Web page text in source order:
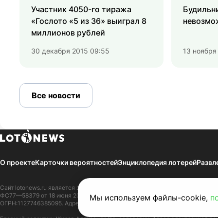
Участник 4050-го тиража
«Гослото «5 из 36» выиграл 8
миллионов рублей
30 декабря 2015 09:55 13
Все новости
Мы используем файлы-cookie,
О проектеКарточки вероятностейЭнциклопедия лотерей
Сайт lotonews.ru является зарегистрированным Средством массовой
ФС77—58379 от 18 июня 2014 г. Зарегистрировано в Федеральной
ОГРН:1127746385095. Адрес редакции СМИ:109316, г. Москва,